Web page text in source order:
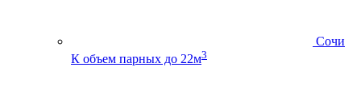
Сочи
К объем парных до 22м3